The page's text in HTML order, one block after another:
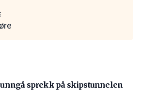
unngå sprekk på skipstunnelen